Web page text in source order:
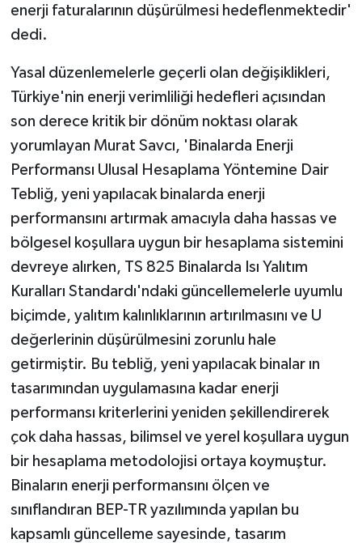
enerji faturalarının düşürülmesi hedeflenmektedir'
dedi.
Yasal düzenlemelerle geçerli olan değişiklikleri,
Türkiye'nin enerji verimliliği hedefleri açısından
son derece kritik bir dönüm noktası olarak
yorumlayan Murat Savcı, 'Binalarda Enerji
Performansı Ulusal Hesaplama Yöntemine Dair
Tebliğ, yeni yapılacak binalarda enerji
performansını artırmak amacıyla daha hassas ve
bölgesel koşullara uygun bir hesaplama sistemini
devreye alırken, TS 825 Binalarda Isı Yalıtım
Kuralları Standardı'ndaki güncellemelerle uyumlu
biçimde, yalıtım kalınlıklarının artırılmasını ve U
değerlerinin düşürülmesini zorunlu hale
getirmiştir. Bu tebliğ, yeni yapılacak binalar ın
tasarımından uygulamasına kadar enerji
performansı kriterlerini yeniden şekillendirerek
çok daha hassas, bilimsel ve yerel koşullara uygun
bir hesaplama metodolojisi ortaya koymuştur.
Binaların enerji performansını ölçen ve
sınıflandıran BEP-TR yazılımında yapılan bu
kapsamlı güncelleme sayesinde, tasarım